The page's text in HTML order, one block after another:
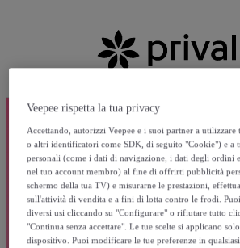
Veepee rispetta la tua privacy
Accettando, autorizzi Veepee e i suoi partner a
o altri identificatori come SDK, di seguito "Cookie") e a
personali (come i dati di navigazione, i dati degli ordini
nel tuo account membro) al fine di offrirti pubblicità
schermo della tua TV) e misurarne le prestazioni,
sull'attività di vendita e a fini di lotta contro le frodi.
diversi usi cliccando su "Configurare" o rifiutare tutto
"Continua senza accettare". Le tue scelte si applicano
dispositivo. Puoi modificare le tue preferenze in